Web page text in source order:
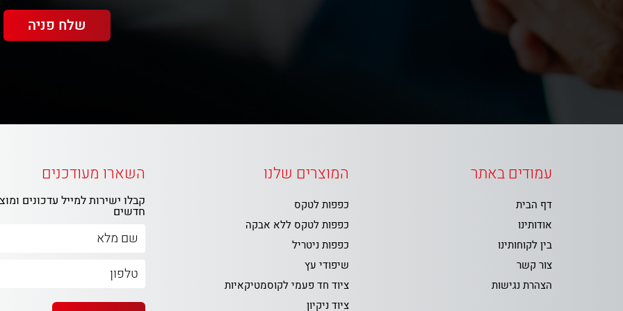
עמודים באתר
דף הבית
אודותינו
בין לקוחותינו
צור קשר
הצהרת נגישות
המוצרים שלנו
כפפות לטקס
כפפות לטקס ללא אבקה
כפפות ניטריל
שיפודי עץ
ציוד חד פעמי לקוסמטיקאיות
ציוד ניקיון
השארו מעודכנים
קבלו ישירות למייל עדכונים
חדשים